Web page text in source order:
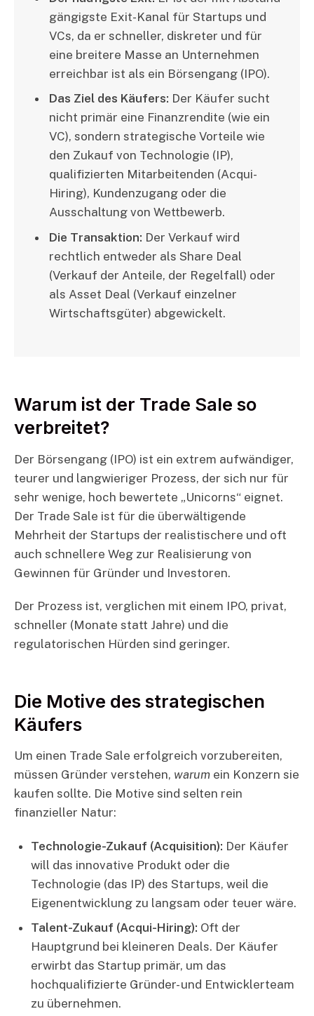
gängigste Exit-Kanal für Startups und
VCs, da er schneller, diskreter und für
eine breitere Masse an Unternehmen
erreichbar ist als ein Börsengang (IPO).
Das Ziel des Käufers: Der Käufer sucht
nicht primär eine Finanzrendite (wie ein
VC), sondern strategische Vorteile wie
den Zukauf von Technologie (IP),
qualifizierten Mitarbeitenden (Acqui-
Hiring), Kundenzugang oder die
Ausschaltung von Wettbewerb.
Die Transaktion: Der Verkauf wird
rechtlich entweder als Share Deal
(Verkauf der Anteile, der Regelfall) oder
als Asset Deal (Verkauf einzelner
Wirtschaftsgüter) abgewickelt.
Warum ist der Trade Sale so
verbreitet?
Der Börsengang (IPO) ist ein extrem aufwändiger,
teurer und langwieriger Prozess, der sich nur für
sehr wenige, hoch bewertete „Unicorns“ eignet.
Der Trade Sale ist für die überwältigende
Mehrheit der Startups der realistischere und oft
auch schnellere Weg zur Realisierung von
Gewinnen für Gründer und Investoren.
Der Prozess ist, verglichen mit einem IPO, privat,
schneller (Monate statt Jahre) und die
regulatorischen Hürden sind geringer.
Die Motive des strategischen
Käufers
Um einen Trade Sale erfolgreich vorzubereiten,
müssen Gründer verstehen, warum ein Konzern sie
kaufen sollte. Die Motive sind selten rein
finanzieller Natur:
Technologie-Zukauf (Acquisition): Der Käufer
will das innovative Produkt oder die
Technologie (das IP) des Startups, weil die
Eigenentwicklung zu langsam oder teuer wäre.
Talent-Zukauf (Acqui-Hiring): Oft der
Hauptgrund bei kleineren Deals. Der Käufer
erwirbt das Startup primär, um das
hochqualifizierte Gründer- und Entwicklerteam
zu übernehmen.